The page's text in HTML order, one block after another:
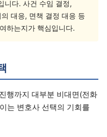
니다. 사건 수임 결정,
대응, 면책 결정 대응 등
하는지가 핵심입니다.
행까지 대부분 비대면(전화
는 변호사 선택의 기회를